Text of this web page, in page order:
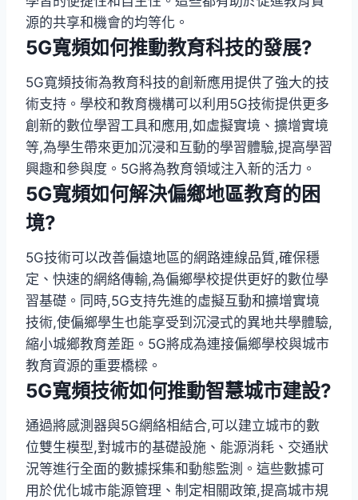
源的共享和機會的均等化。
5G寬頻如何推動教育科技的發展?
5G寬頻技術為教育科技的創新應用提供了強大的技
術支持。學校和教育機構可以利用5G技術提供更多
創新的數位學習工具和應用,如虛擬實境、擴增實境
等,為學生帶來更加沉浸和互動的學習體驗,提高學習
興趣和參與度。5G將為教育領域注入新的活力。
5G寬頻如何解決偏鄉地區教育的困
境?
5G技術可以改善偏遠地區的網路連線品質,確保穩
定、快速的網絡傳輸,為偏鄉學校提供更好的數位學
習基礎。同時,5G支持先進的虛擬互動和擴增實境
技術,使偏鄉學生也能享受到沉浸式的異地共學體驗,
縮小城鄉教育差距。5G將成為連接偏鄉學校與城市
教育資源的重要橋樑。
5G寬頻技術如何推動智慧城市建設?
通過將感測器與5G網絡相結合,可以建立城市的數
位雙生模型,對城市的基礎設施、能源消耗、交通狀
況等進行全面的數據採集和動態監測。這些數據可
用於优化城市能源管理、制定相關政策,提高城市規